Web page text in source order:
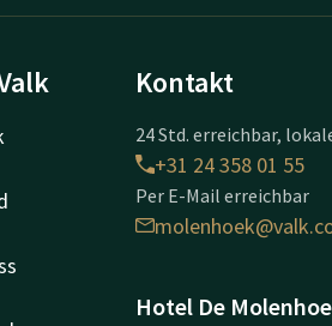
Kontakt
24 Std. erreichbar,
+31 24 358 01 55
Per E-Mail erreichbar
Hotel De